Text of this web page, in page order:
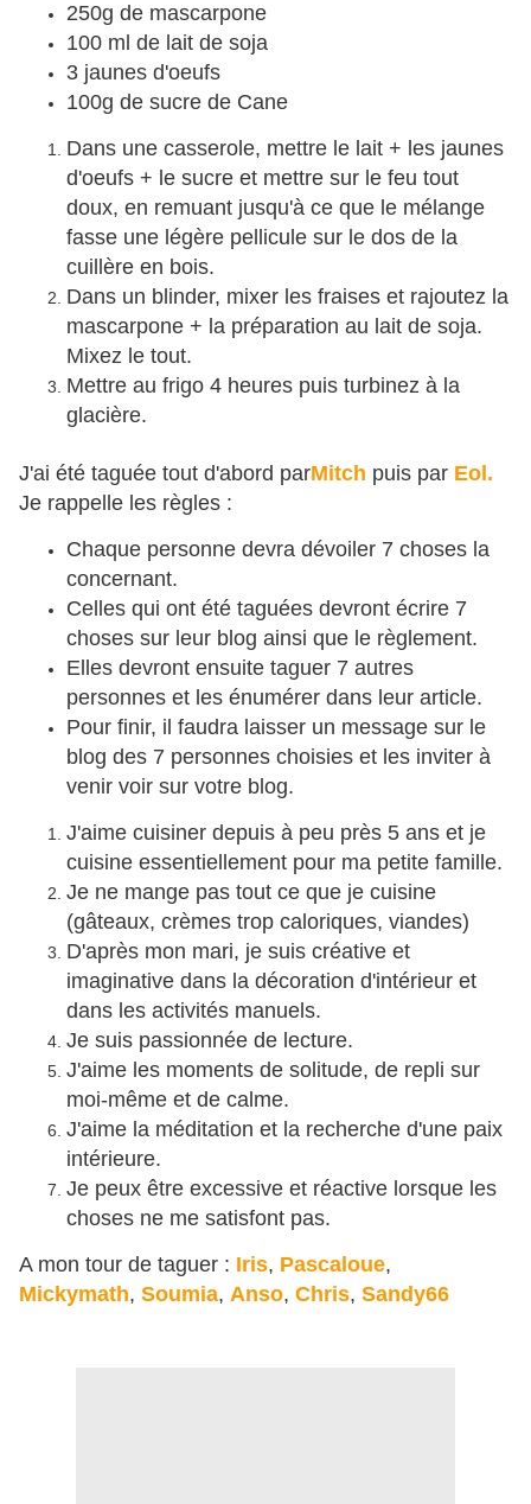
250g de mascarpone
100 ml de lait de soja
3 jaunes d'oeufs
100g de sucre de Cane
Dans une casserole, mettre le lait + les jaunes
d'oeufs + le sucre et mettre sur le feu tout
doux, en remuant jusqu'à ce que le mélange
fasse une légère pellicule sur le dos de la
cuillère en bois.
Dans un blinder, mixer les fraises et rajoutez la
mascarpone + la préparation au lait de soja.
Mixez le tout.
Mettre au frigo 4 heures puis turbinez à la
glacière.
J'ai été taguée tout d'abord parMitch puis par Eol.
Je rappelle les règles :
Chaque personne devra dévoiler 7 choses la
concernant.
Celles qui ont été taguées devront écrire 7
choses sur leur blog ainsi que le règlement.
Elles devront ensuite taguer 7 autres
personnes et les énumérer dans leur article.
Pour finir, il faudra laisser un message sur le
blog des 7 personnes choisies et les inviter à
venir voir sur votre blog.
J'aime cuisiner depuis à peu près 5 ans et je
cuisine essentiellement pour ma petite famille.
Je ne mange pas tout ce que je cuisine
(gâteaux, crèmes trop caloriques, viandes)
D'après mon mari, je suis créative et
imaginative dans la décoration d'intérieur et
dans les activités manuels.
Je suis passionnée de lecture.
J'aime les moments de solitude, de repli sur
moi-même et de calme.
J'aime la méditation et la recherche d'une paix
intérieure.
Je peux être excessive et réactive lorsque les
choses ne me satisfont pas.
A mon tour de taguer : Iris, Pascaloue,
Mickymath, Soumia, Anso, Chris, Sandy66